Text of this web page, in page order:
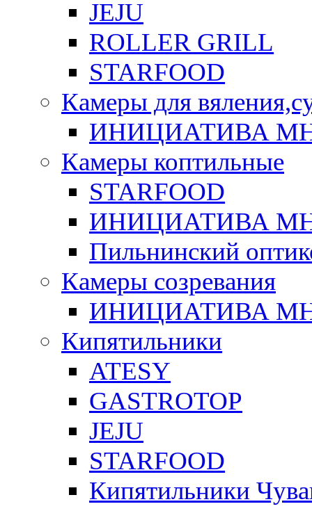
JEJU
ROLLER GRILL
STARFOOD
Камеры для
ИНИЦИАТИВА
Камеры коптильные
STARFOOD
ИНИЦИАТИВА
Пильнинский
Камеры созревания
ИНИЦИАТИВА
Кипятильники
ATESY
GASTROTOP
JEJU
STARFOOD
Кипятильники